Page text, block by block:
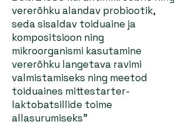
vererõhku alandav probiootik,
seda sisaldav toiduaine ja
kompositsioon ning
mikroorganismi kasutamine
vererõhku langetava ravimi
valmistamiseks ning meetod
toiduaines mittestarter-
laktobatsillide toime
allasurumiseks”